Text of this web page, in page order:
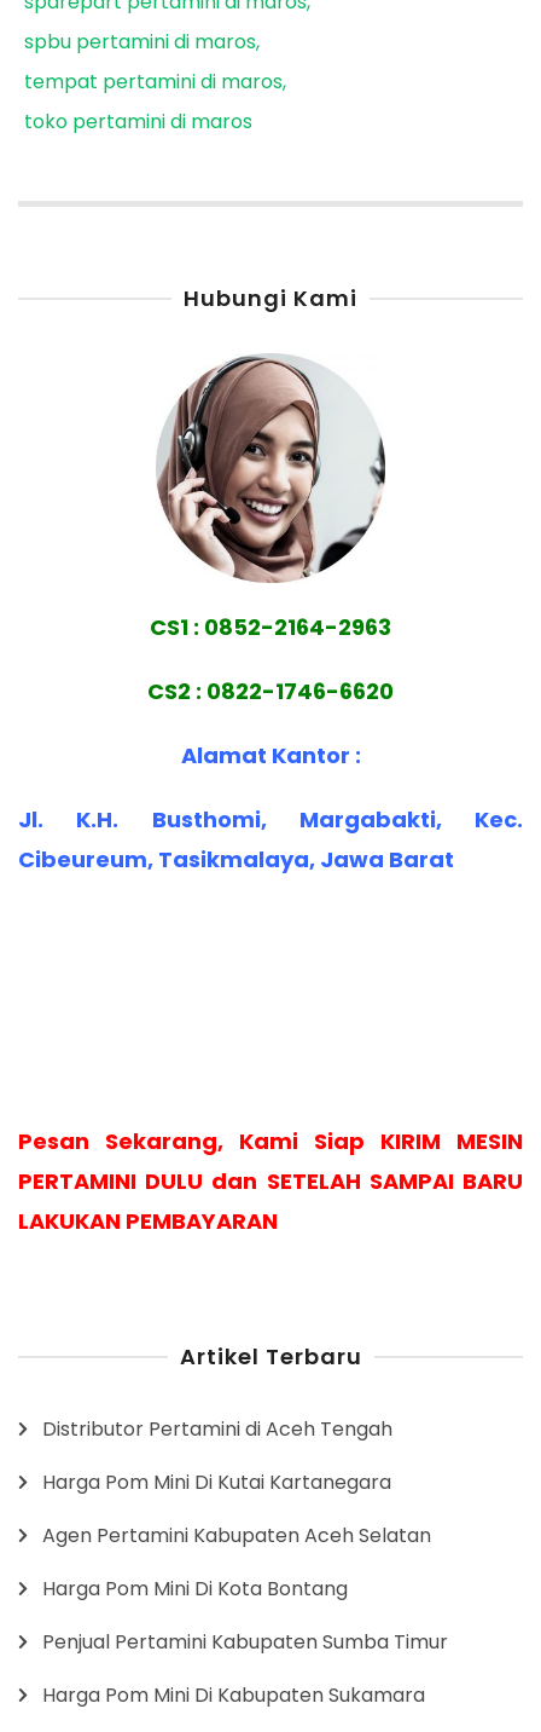
spbu pertamini di maros
tempat pertamini di maros
toko pertamini di maros
Hubungi Kami
CS1 : 0852-2164-2963
CS2 : 0822-1746-6620
Alamat Kantor :
Jl. K.H. Busthomi, Margabakti, Kec.
Cibeureum, Tasikmalaya, Jawa Barat
Pesan Sekarang, Kami Siap KIRIM MESIN
PERTAMINI DULU dan SETELAH SAMPAI BARU
LAKUKAN PEMBAYARAN
Artikel Terbaru
Distributor Pertamini di Aceh Tengah
Harga Pom Mini Di Kutai Kartanegara
Agen Pertamini Kabupaten Aceh Selatan
Harga Pom Mini Di Kota Bontang
Penjual Pertamini Kabupaten Sumba Timur
Harga Pom Mini Di Kabupaten Sukamara